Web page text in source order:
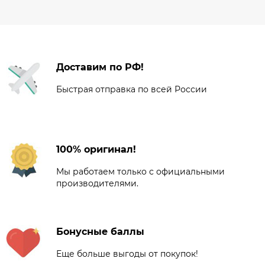
Доставим по РФ!
Быстрая отправка по всей России
100% оригинал!
Мы работаем только с официальными
производителями.
Бонусные баллы
Еще больше выгоды от покупок!